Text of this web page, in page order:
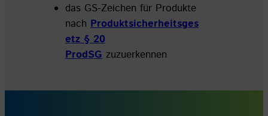
das GS-Zeichen für Produkte
nachProduktsicherheitsges
etz § 20
ProdSG zuzuerkennen